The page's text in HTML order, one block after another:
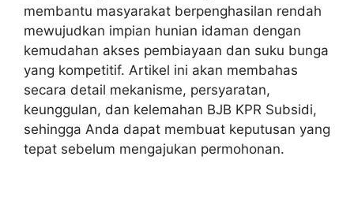
membantu masyarakat berpenghasilan rendah
mewujudkan impian hunian idaman dengan
kemudahan akses pembiayaan dan suku bunga
yang kompetitif. Artikel ini akan membahas
secara detail mekanisme, persyaratan,
keunggulan, dan kelemahan BJB KPR Subsidi,
sehingga Anda dapat membuat keputusan yang
tepat sebelum mengajukan permohonan.